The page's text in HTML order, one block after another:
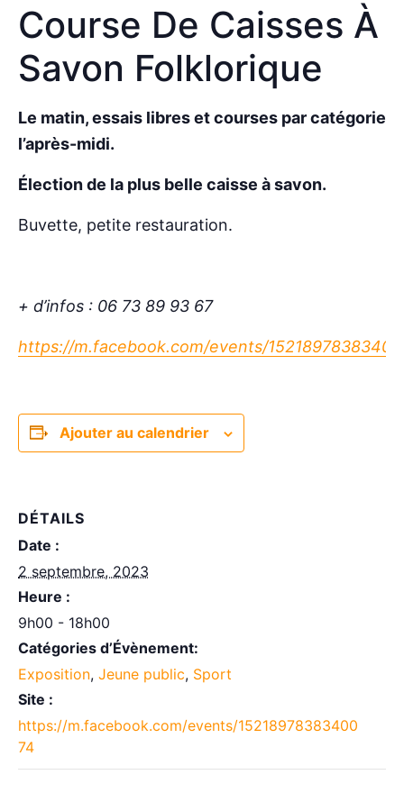
Course De Caisses À
Savon Folklorique
Le matin, essais libres et courses par catégories
l’après-midi.
Élection de la plus belle caisse à savon.
Buvette, petite restauration.
+ d’infos : 06 73 89 93 67
https://m.facebook.com/events/
Ajouter au calendrier
DÉTAILS
Date :
2 septembre, 2023
Heure :
9h00 - 18h00
Catégories d’Évènement:
Exposition, Jeune public, Sport
Site :
https://m.facebook.com/events/15218978383400
74